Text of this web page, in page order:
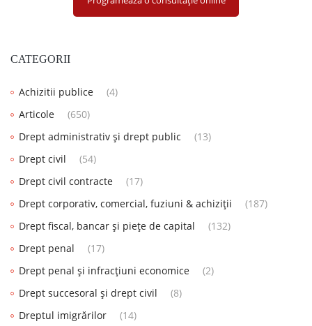
CATEGORII
Achizitii publice
(4)
Articole
(650)
Drept administrativ și drept public
(13)
Drept civil
(54)
Drept civil contracte
(17)
Drept corporativ, comercial, fuziuni & achiziții
(187)
Drept fiscal, bancar și piețe de capital
(132)
Drept penal
(17)
Drept penal și infracțiuni economice
(2)
Drept succesoral și drept civil
(8)
Dreptul imigrărilor
(14)